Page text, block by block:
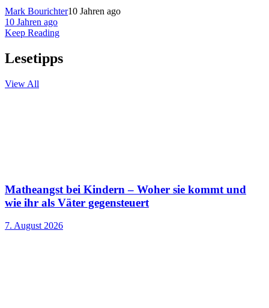
Mark Bourichter10 Jahren ago
10 Jahren ago
Keep Reading
Lesetipps
View All
Matheangst bei Kindern – Woher sie kommt und
wie ihr als Väter gegensteuert
7. August 2026